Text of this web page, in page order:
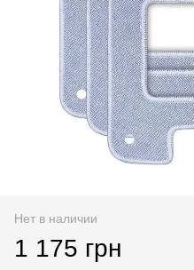
Нет в наличии
1 175 грн